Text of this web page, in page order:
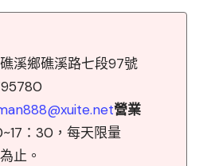
礁溪鄉礁溪路七段97號
營業
：30，每天限量
止。